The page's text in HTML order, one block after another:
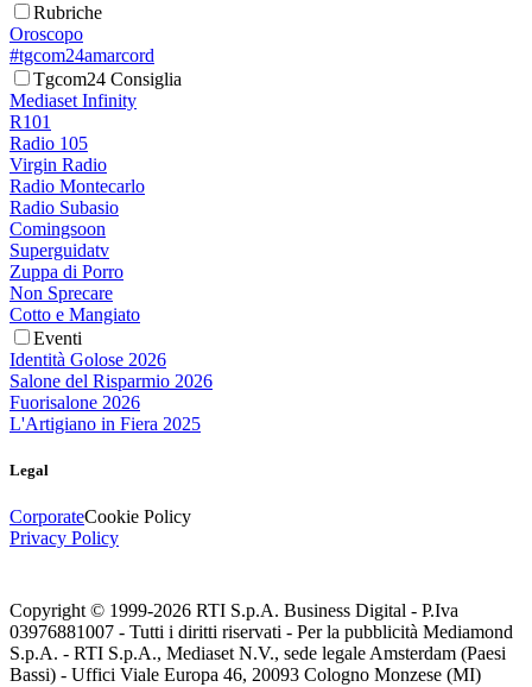
Rubriche
Oroscopo
#tgcom24amarcord
Tgcom24 Consiglia
Mediaset Infinity
R101
Radio 105
Virgin Radio
Radio Montecarlo
Radio Subasio
Comingsoon
Superguidatv
Zuppa di Porro
Non Sprecare
Cotto e Mangiato
Eventi
Identità Golose 2026
Salone del Risparmio 2026
Fuorisalone 2026
L'Artigiano in Fiera 2025
Legal
CorporateCookie Policy
Privacy Policy
Copyright © 1999-2026 RTI S.p.A. Business Digital - P.Iva
03976881007 - Tutti i diritti riservati - Per la pubblicità Mediamond
S.p.A. - RTI S.p.A., Mediaset N.V., sede legale Amsterdam (Paesi
Bassi) - Uffici Viale Europa 46, 20093 Cologno Monzese (MI)